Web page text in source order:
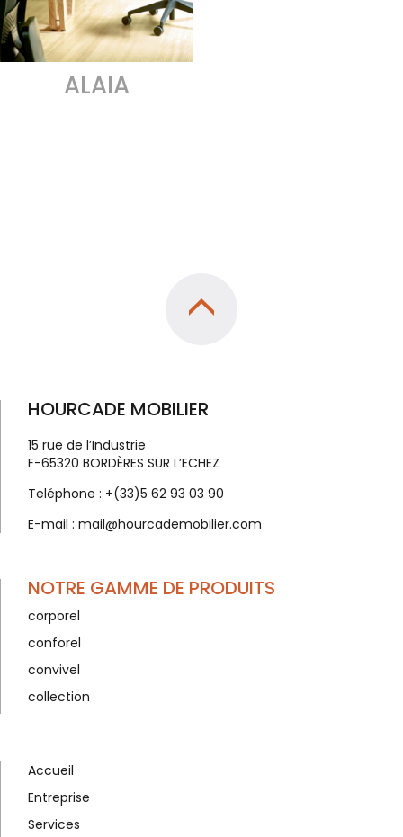
ALAIA
HOURCADE MOBILIER
15 rue de l’Industrie
F-65320 BORDÈRES SUR L’ECHEZ
Teléphone : +(33)5 62 93 03 90
E-mail : mail@hourcademobilier.com
NOTRE GAMME DE PRODUITS
corporel
conforel
convivel
collection
Accueil
Entreprise
Services